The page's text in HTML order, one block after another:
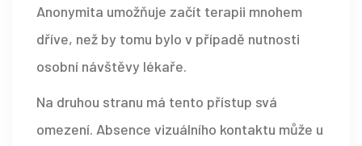
Anonymita umožňuje začít terapii mnohem
dříve, než by tomu bylo v případě nutnosti
osobní návštěvy lékaře.
Na druhou stranu má tento přístup svá
omezení. Absence vizuálního kontaktu může u